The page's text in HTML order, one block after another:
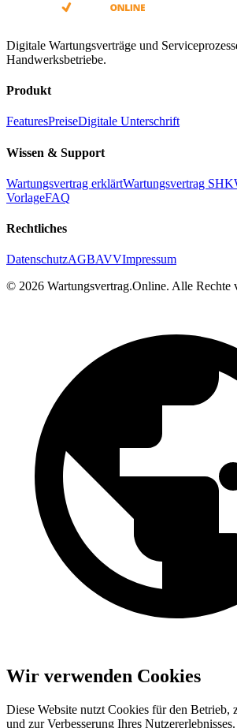
Digitale Wartungsverträge und
Handwerksbetriebe.
Produkt
FeaturesPreiseDigitale Unterschrift
Wissen & Support
Wartungsvertrag erklärtWartungsvertrag SHK
VorlageFAQ
Rechtliches
DatenschutzAGBAVVImpressum
© 2026 Wartungsvertrag.Online. Alle Rechte
Wir verwenden Cookies
Diese Website nutzt Cookies für den Betrieb,
und zur Verbesserung Ihres